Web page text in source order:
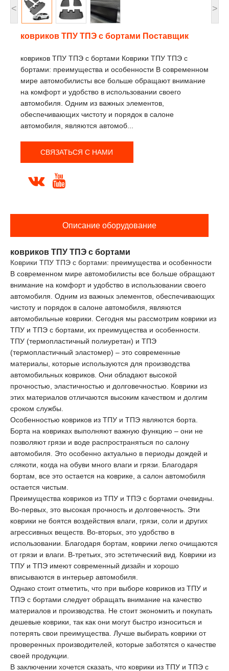
< >
ковриков ТПУ ТПЭ с бортами Поставщик
ковриков ТПУ ТПЭ с бортами Коврики ТПУ ТПЭ с
бортами: преимущества и особенности В современном
мире автомобилисты все больше обращают внимание
на комфорт и удобство в использовании своего
автомобиля. Одним из важных элементов,
обеспечивающих чистоту и порядок в салоне
автомобиля, являются автомоб...
СВЯЗАТЬСЯ С НАМИ
 
Описание оборудование
ковриков ТПУ ТПЭ с бортами
Коврики ТПУ ТПЭ с бортами: преимущества и особенности
В современном мире автомобилисты все больше обращают
внимание на комфорт и удобство в использовании своего
автомобиля. Одним из важных элементов, обеспечивающих
чистоту и порядок в салоне автомобиля, являются
автомобильные коврики. Сегодня мы рассмотрим коврики из
ТПУ и ТПЭ с бортами, их преимущества и особенности.
ТПУ (термопластичный полиуретан) и ТПЭ
(термопластичный эластомер) – это современные
материалы, которые используются для производства
автомобильных ковриков. Они обладают высокой
прочностью, эластичностью и долговечностью. Коврики из
этих материалов отличаются высоким качеством и долгим
сроком службы.
Особенностью ковриков из ТПУ и ТПЭ являются борта.
Борта на ковриках выполняют важную функцию – они не
позволяют грязи и воде распространяться по салону
автомобиля. Это особенно актуально в периоды дождей и
слякоти, когда на обуви много влаги и грязи. Благодаря
бортам, все это остается на коврике, а салон автомобиля
остается чистым.
Преимущества ковриков из ТПУ и ТПЭ с бортами очевидны.
Во-первых, это высокая прочность и долговечность. Эти
коврики не боятся воздействия влаги, грязи, соли и других
агрессивных веществ. Во-вторых, это удобство в
использовании. Благодаря бортам, коврики легко очищаются
от грязи и влаги. В-третьих, это эстетический вид. Коврики из
ТПУ и ТПЭ имеют современный дизайн и хорошо
вписываются в интерьер автомобиля.
Однако стоит отметить, что при выборе ковриков из ТПУ и
ТПЭ с бортами следует обращать внимание на качество
материалов и производства. Не стоит экономить и покупать
дешевые коврики, так как они могут быстро износиться и
потерять свои преимущества. Лучше выбирать коврики от
проверенных производителей, которые заботятся о качестве
своей продукции.
В заключении хочется сказать, что коврики из ТПУ и ТПЭ с